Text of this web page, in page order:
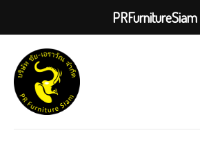
PRFurnitureSiam